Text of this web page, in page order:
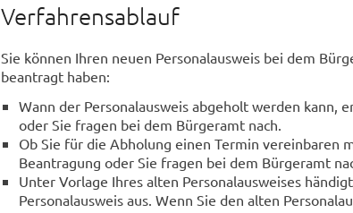
Verfahrensablauf
Sie können Ihren neuen Personalausweis bei dem
beantragt haben:
Wann der Personalausweis abgeholt werden kann,
oder Sie fragen bei dem Bürgeramt nach.
Ob Sie für die Abholung einen Termin vereinbaren
Beantragung oder Sie fragen bei dem Bürgeramt
Unter Vorlage Ihres alten Personalausweises
Personalausweis aus. Wenn Sie den alten